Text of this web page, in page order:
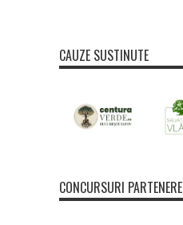
CAUZE SUSTINUTE
CONCURSURI PARTENERE